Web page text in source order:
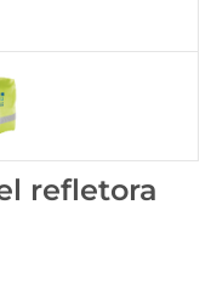
refletora